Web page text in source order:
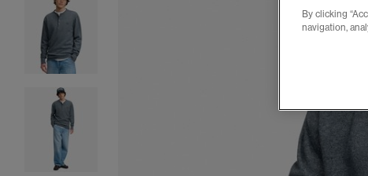
By clicking
navigation,